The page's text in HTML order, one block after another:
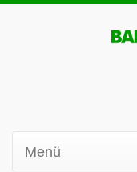
Menü